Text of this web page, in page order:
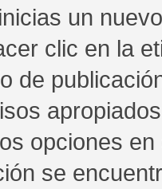
un
clic en la
de
opciones
se